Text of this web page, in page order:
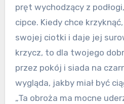
pręt wychodzący z
cipce. Kiedy chce
swojej ciotki i daje jej
krzycz, to dla twojego
przez pokój i siada na
wygląda, jakby miał być
„Ta obroża ma mocne